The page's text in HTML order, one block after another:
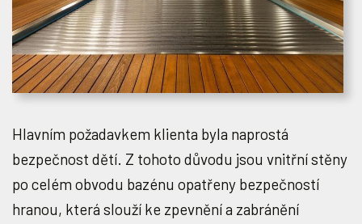
Hlavním požadavkem klienta byla naprostá
bezpečnost dětí. Z tohoto důvodu jsou vnitřní stěny
po celém obvodu bazénu opatřeny bezpečností
hranou, která slouží ke zpevnění a zabránění